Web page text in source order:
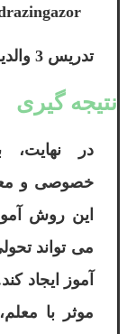
تدریس 3 والدین
نتیجه گیری
در نهایت،
خصوصی و
این روش
می تواند
آموز ایجاد
موثر با